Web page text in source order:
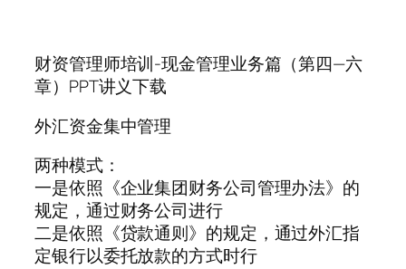
财资管理师培训-现金管理业务篇（第四—六
章）PPT讲义下载
外汇资金集中管理
两种模式：
一是依照《企业集团财务公司管理办法》的
规定，通过财务公司进行
二是依照《贷款通则》的规定，通过外汇指
定银行以委托放款的方式时行